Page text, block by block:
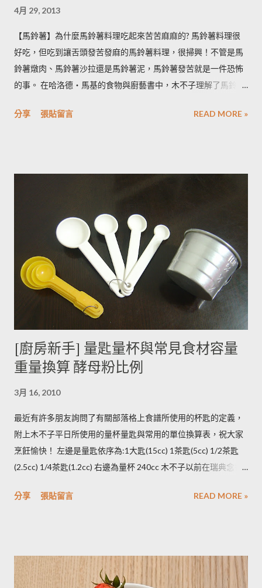
4月 29, 2013
【馬鈴薯】為什麼馬鈴薯料理吃起來苦苦麻麻的? 馬鈴薯料理很
好吃，但吃到讓舌頭發苦發麻的馬鈴薯料理，很掃興！不管是馬
鈴薯燉肉、馬鈴薯沙拉還是馬鈴薯泥，馬鈴薯發苦就是一件恐怖
的事。 在哈洛德‧馬基的食物與廚藝書中，木不子理解了馬鈴薯
房知識！ ◆ 馬鈴薯有苦味正常嗎？ 正常。馬鈴薯以含有大量茄
曝曬容易讓生物鹼含量增加，苦味也會變得明顯。由於光線同時
含量超標的跡象。 此外在壓力環境下生長與光線曝曬環境，都可
能引起生物鹼含量倍增，甚至到正常量(每100公克馬鈴薯含2~15
毫克生物鹼)的三倍。 (書中提到的壓力環境下生長，木不子不是
很了解壓力環境的定義，歡迎有種植經驗的朋友分享。) ◆ 馬鈴
薯應該如何正確儲藏？ 1. 放在陰暗角落避免受光線照射持續增加
生物鹼。 2. 別放進冰箱冷藏，低溫冷藏儲存過的馬鈴薯，切開後
烹煮變黑的情形較常溫儲存的馬鈴薯嚴重。 2014/12/12修正，
木不子誤解《食物與廚藝 蔬果、香料、穀物》 P82~85的文字
意義，請大家掠過這段說法。自己的經驗是冰過的馬鈴薯煮完比
較容易發黑，但是目前還找不到相關的原因。歡迎大家提供。 3.
淨蒸熟，接著再依據料理需求切塊或壓泥分裝，送入冷凍庫冷
凍。必須注意的是，在馬鈴薯冷凍的過程，水分會與澱粉脫離，
所以解凍馬鈴薯塊時馬鈴薯會出水，不同的馬鈴薯品種，出水程
度不同，可依料理需求選擇；冷凍庫的幸福生活提案一書提到：
將馬鈴薯壓成泥，可以改善馬鈴薯解凍後水水軟軟的狀態。木不
被附近的馬鈴薯泥吸收。 2014/12/12補充from Patty： 1.新鮮現
落擺放三個月。...
分享 張貼留言 READ MORE »
[廚房新手] 量匙量杯與常見食材容量
重量換算 酵母粉比例
3月 16, 2010
最近有許多朋友詢問了有關部落格上食譜所使用的杯匙的定義，
附上木不子平日所使用的量杯量匙與常用的單位換算表，祝大家
烹飪愉快！ 左邊是量匙依序為:1大匙(15cc) 1茶匙(5cc) 1/2茶匙
(2.5cc) 1/4茶匙(1.2cc) 右邊為量杯 240cc 木不子以前在瑞典念書
用材料容量重量換算表 名稱 1 小匙 (1t) 1 大匙(1T) 1 杯(1cup)
3.9g --------- --------- 可可粉 2g 6g 80g 乾酵母 3.3g 10g --------- 吉
利丁粉 3.3g 10g 細鹽 4.3g 13g ---------- 細砂糖 4g 13g 170g 粗砂
分享 張貼留言 READ MORE »